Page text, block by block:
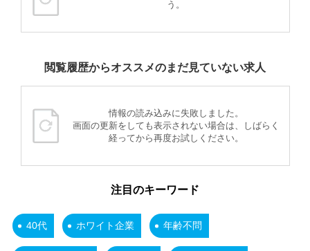
う。
閲覧履歴からオススメのまだ見ていない求人
情報の読み込みに失敗しました。
画面の更新をしても表示されない場合は、しばらく
経ってから再度お試しください。
注目のキーワード
40代 ホワイト企業 年齢不問